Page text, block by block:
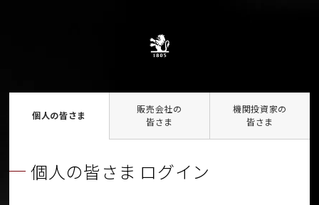
個人の皆さま
販売会社の
皆さま
機関投資家の
皆さま
個人の皆さま ログイン